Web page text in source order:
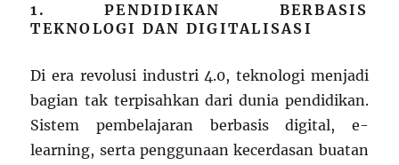
1. PENDIDIKAN BERBASIS
TEKNOLOGI DAN DIGITALISASI
Di era revolusi industri 4.0, teknologi menjadi
bagian tak terpisahkan dari dunia pendidikan.
Sistem pembelajaran berbasis digital, e-
learning, serta penggunaan kecerdasan buatan